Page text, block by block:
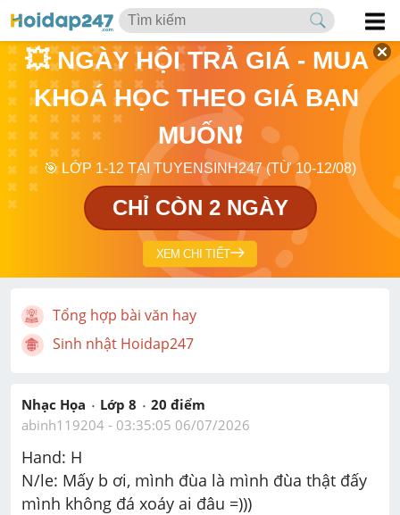
💥 NGÀY HỘI TRẢ GIÁ - MUA
KHOÁ HỌC THEO GIÁ BẠN
MUỐN❗
🎯 LỚP 1-12 TẠI TUYENSINH247 (TỪ 10-12/08)
CHỈ CÒN 2 NGÀY
XEM CHI TIẾT
Tổng hợp bài văn hay
Sinh nhật Hoidap247
Nhạc Họa Lớp 8 20 điểm
abinh119204 - 03:35:05 06/07/2026
Hand: H
N/le: Mấy b ơi, mình đùa là mình đùa thật đấy
mình không đá xoáy ai đâu =)))